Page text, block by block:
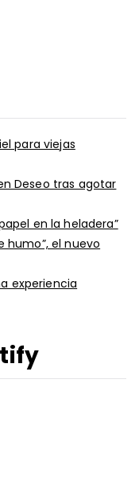
para viejas
Deseo tras agotar
en la heladera”
humo”, el nuevo
experiencia